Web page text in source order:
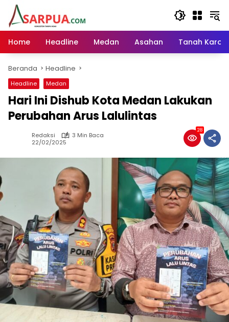
Langsung
konten
Home
Headline Medan Asahan Tanah Karo
Beranda Headline
Headline Medan
Hari Ini Dishub Kota Medan Lakukan
Perubahan Arus Lalulintas
Redaksi
3 Min Baca
22/02/2025
28